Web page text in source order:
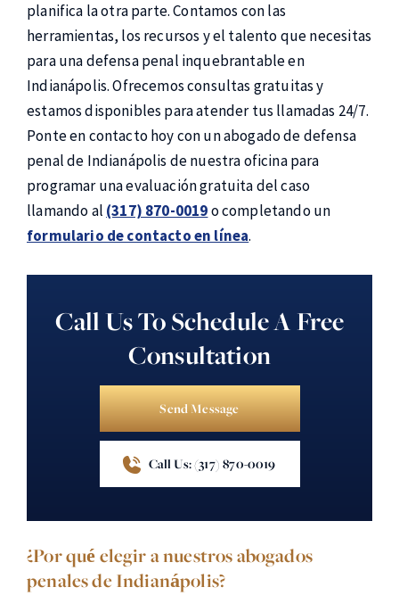
planifica la otra parte. Contamos con las
herramientas, los recursos y el talento que necesitas
para una defensa penal inquebrantable en
Indianápolis. Ofrecemos consultas gratuitas y
estamos disponibles para atender tus llamadas 24/7.
Ponte en contacto hoy con un abogado de defensa
penal de Indianápolis de nuestra oficina para
programar una evaluación gratuita del caso
llamando al (317) 870-0019o completando un
formulario de contacto en línea.
Call Us To Schedule A Free
Consultation
Send Message
Call Us: (317) 870-0019
¿Por qué elegir a nuestros abogados
penales de Indianápolis?